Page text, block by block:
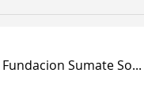
Fundacion Sumate So...